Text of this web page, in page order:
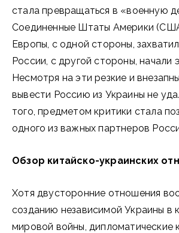
стала превращаться в «военную
Соединенные Штаты Америки
Европы, с одной стороны,
России, с другой стороны, начали
Несмотря на эти резкие и
вывести Россию из Украины не
того, предметом критики стала
одного из важных партнеров
Обзор китайско-украинских
Хотя двусторонние отношения
созданию независимой Украины в
мировой войны, дипломатические